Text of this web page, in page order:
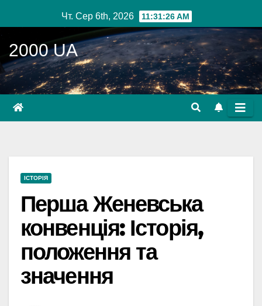
до
вмісту
Чт. Сер 6th, 2026 11:31:27 AM
2000 UA
ІСТОРІЯ
Перша Женевська
конвенція: Історія,
положення та
значення